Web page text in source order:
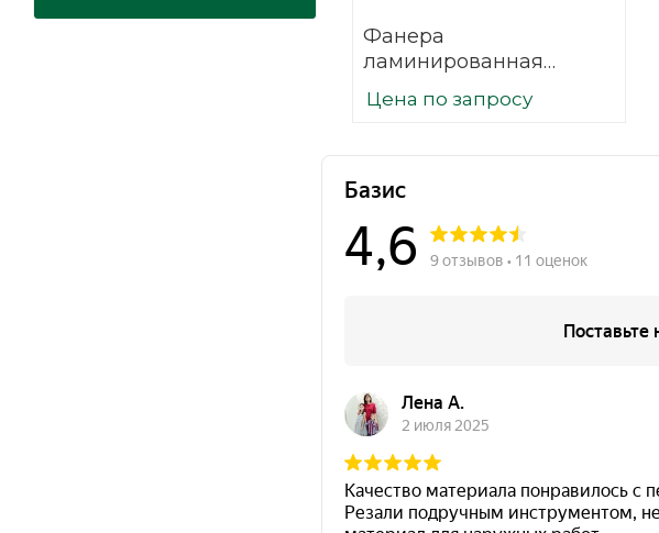
Фанера
ламинированная
(ФОФ) 21 мм 2500х1500
мм F/W сорт 1/1
Цена по запросу